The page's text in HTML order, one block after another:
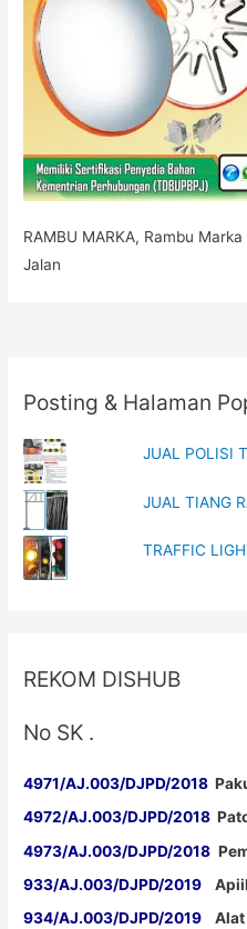
RAMBU MARKA, Rambu
Jalan
Posting & Halaman
JUAL POLISI
JUAL TIANG
TRAFFIC
REKOM DISHUB
No SK .
4971/AJ.003/DJPD/2018
4972/AJ.003/DJPD/2018
4973/AJ.003/DJPD/2018
933/AJ.003/DJPD/2019
934/AJ.003/DJPD/2019 Alat